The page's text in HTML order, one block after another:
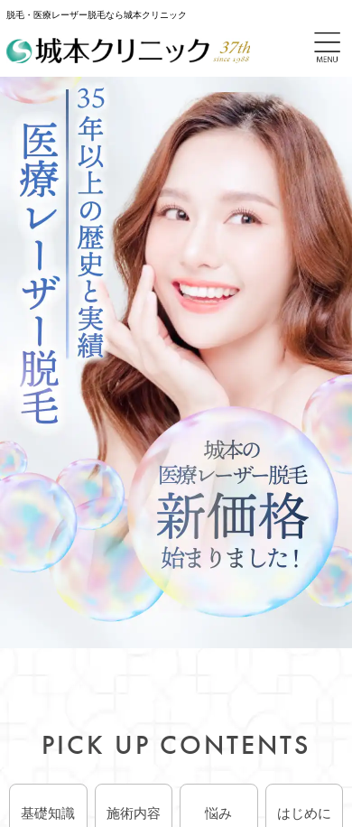
脱毛・医療レーザー脱毛なら城本クリニック
PICK UP CONTENTS
基礎知識 施術内容 悩み はじめに